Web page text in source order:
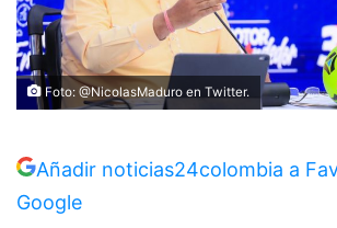
Foto: @NicolasMaduro en Twitter.
Añadir noticias24colombia a
Google